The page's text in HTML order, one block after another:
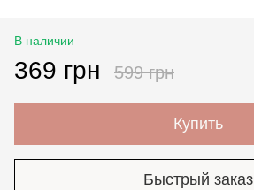
В наличии
369 грн 599 грн
Купить
Быстрый заказ